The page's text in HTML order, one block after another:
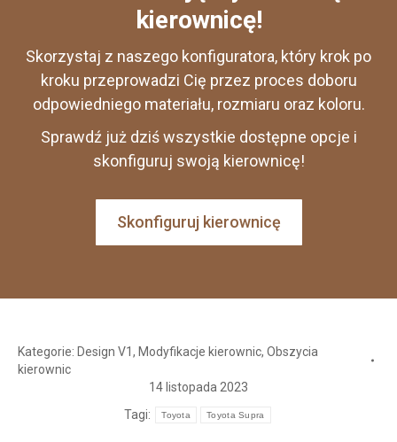
kierownicę!
Skorzystaj z naszego konfiguratora, który krok po
kroku przeprowadzi Cię przez proces doboru
odpowiedniego materiału, rozmiaru oraz koloru.
Sprawdź już dziś wszystkie dostępne opcje i
skonfiguruj swoją kierownicę!
Skonfiguruj kierownicę
Kategorie: Design V1, Modyfikacje kierownic, Obszycia
kierownic
14 listopada 2023
Tagi:
Toyota Toyota Supra